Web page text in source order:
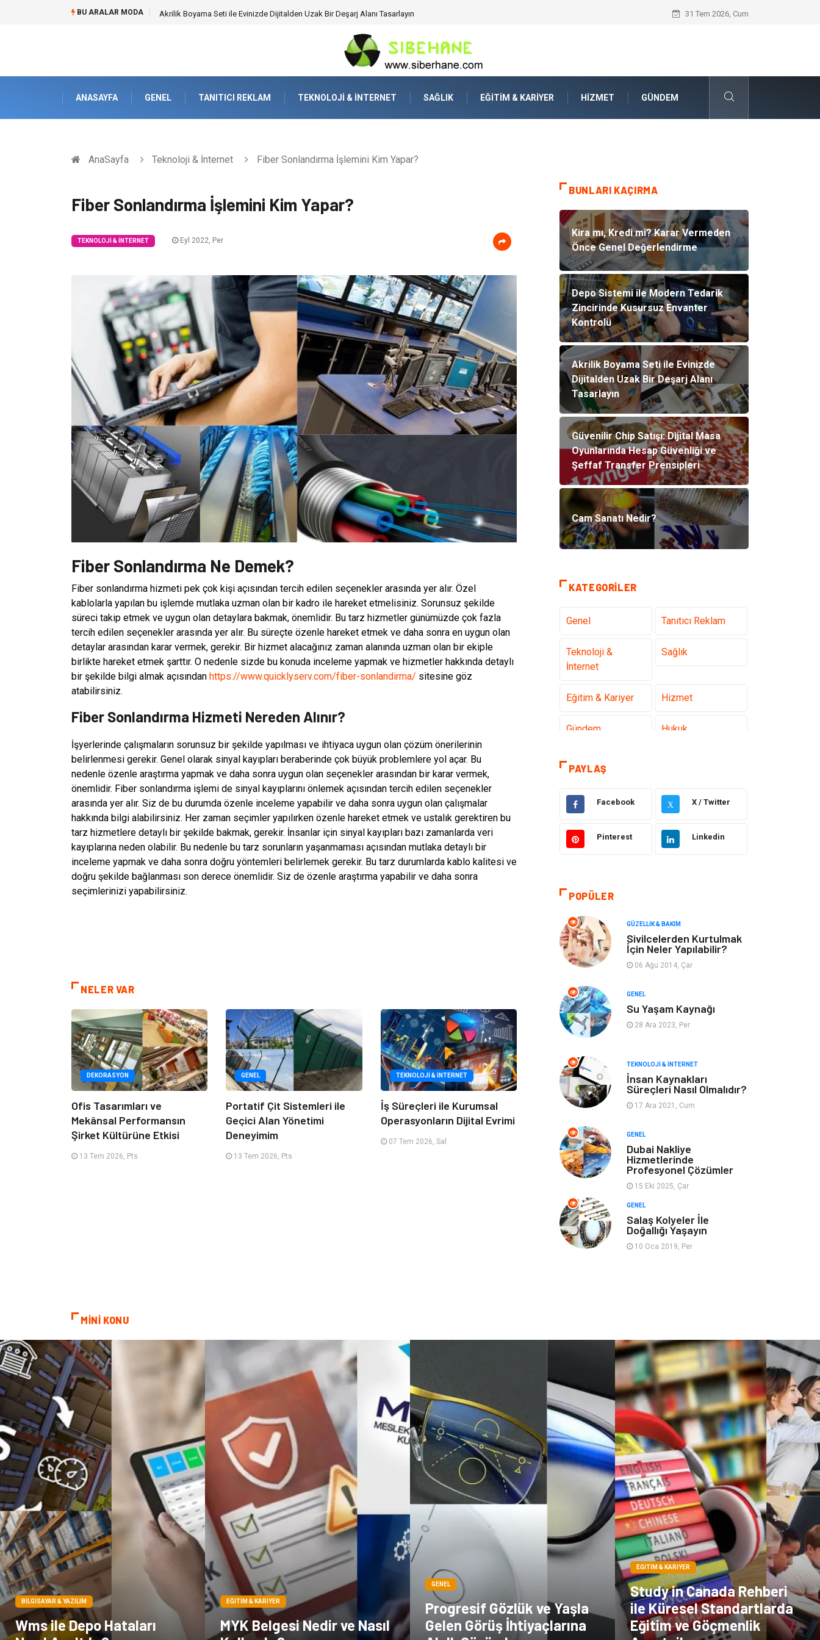
BU ARALAR MODA Güvenilir Chip Satışı: Dijital Masa Oyunlarında Hesap Güvenliği ve Şeffaf Transfer Prensipleri Cam Sanatı Nedir?
31 Tem 2026, Cum
ANASAYFA GENEL TANITICI REKLAM TEKNOLOJI & İNTERNET SAĞLIK EĞITIM & KARIYER HIZMET GÜNDEM
AnaSayfa Teknoloji & İnternet Fiber Sonlandırma İşlemini Kim Yapar?
Fiber Sonlandırma İşlemini Kim Yapar?
TEKNOLOJI & İNTERNET Eyl 2022, Per
Fiber Sonlandırma Ne Demek?
Fiber sonlandırma hizmeti pek çok kişi açısından tercih edilen seçenekler arasında yer alır. Özel
kablolarla yapılan bu işlemde mutlaka uzman olan bir kadro ile hareket etmelisiniz. Sorunsuz şekilde
süreci takip etmek ve uygun olan detaylara bakmak, önemlidir. Bu tarz hizmetler günümüzde çok fazla
tercih edilen seçenekler arasında yer alır. Bu süreçte özenle hareket etmek ve daha sonra en uygun olan
detaylar arasından karar vermek, gerekir. Bir hizmet alacağınız zaman alanında uzman olan bir ekiple
birlikte hareket etmek şarttır. O nedenle sizde bu konuda inceleme yapmak ve hizmetler hakkında detaylı
bir şekilde bilgi almak açısından https://www.quicklyserv.com/fiber-sonlandirma/ sitesine göz
atabilirsiniz.
Fiber Sonlandırma Hizmeti Nereden Alınır?
İşyerlerinde çalışmaların sorunsuz bir şekilde yapılması ve ihtiyaca uygun olan çözüm önerilerinin
belirlenmesi gerekir. Genel olarak sinyal kayıpları beraberinde çok büyük problemlere yol açar. Bu
nedenle özenle araştırma yapmak ve daha sonra uygun olan seçenekler arasından bir karar vermek,
önemlidir. Fiber sonlandırma işlemi de sinyal kayıplarını önlemek açısından tercih edilen seçenekler
arasında yer alır. Siz de bu durumda özenle inceleme yapabilir ve daha sonra uygun olan çalışmalar
hakkında bilgi alabilirsiniz. Her zaman seçimler yapılırken özenle hareket etmek ve ustalık gerektiren bu
tarz hizmetlere detaylı bir şekilde bakmak, gerekir. İnsanlar için sinyal kayıpları bazı zamanlarda veri
kayıplarına neden olabilir. Bu nedenle bu tarz sorunların yaşanmaması açısından mutlaka detaylı bir
inceleme yapmak ve daha sonra doğru yöntemleri belirlemek gerekir. Bu tarz durumlarda kablo kalitesi ve
doğru şekilde bağlanması son derece önemlidir. Siz de özenle araştırma yapabilir ve daha sonra
seçimlerinizi yapabilirsiniz.
NELER VAR
DEKORASYON
Ofis Tasarımları ve
Mekânsal Performansın
Şirket Kültürüne Etkisi
13 Tem 2026, Pts
GENEL
Portatif Çit Sistemleri ile
Geçici Alan Yönetimi
Deneyimim
13 Tem 2026, Pts
TEKNOLOJI & İNTERNET
İş Süreçleri ile Kurumsal
Operasyonların Dijital Evrimi
07 Tem 2026, Sal
BUNLARI KAÇIRMA
Kira mı, Kredi mi? Karar Vermeden
Önce Genel Değerlendirme
Depo Sistemi ile Modern Tedarik
Zincirinde Kusursuz Envanter
Kontrolü
Akrilik Boyama Seti ile Evinizde
Dijitalden Uzak Bir Deşarj Alanı
Tasarlayın
Güvenilir Chip Satışı: Dijital Masa
Oyunlarında Hesap Güvenliği ve
Şeffaf Transfer Prensipleri
Cam Sanatı Nedir?
KATEGORILER
Genel Tanıtıcı Reklam
Teknoloji &
İnternet
Sağlık
Eğitim & Kariyer Hizmet
Gündem Hukuk
Moda
Yazılım
Giyim
Yeme & İçme Gıda
Keyif & Hobi Organizasyon
Müzik
Gayrimenkul Spor
Finans& Ekonomi
Genel Kültür Emlak
Mobilya göz sağlığı
Astroloji Sigorta
Cam
Bebek Giyim Veteriner
PAYLAŞ
Facebook X X / Twitter
Pinterest Linkedin
POPÜLER
GÜZELLIK & BAKIM
Sivilcelerden Kurtulmak
İçin Neler Yapılabilir?
06 Ağu 2014, Çar
GENEL
Su Yaşam Kaynağı
28 Ara 2023, Per
TEKNOLOJI & İNTERNET
İnsan Kaynakları
Süreçleri Nasıl Olmalıdır?
17 Ara 2021, Cum
GENEL
Dubai Nakliye
Hizmetlerinde
Profesyonel Çözümler
15 Eki 2025, Çar
GENEL
Salaş Kolyeler İle
Doğallığı Yaşayın
10 Oca 2019, Per
MİNİ KONU
BILGISAYAR & YAZILIM
Wms ile Depo Hataları
EĞITIM & KARIYER
MYK Belgesi Nedir ve Nasıl
GENEL
Progresif Gözlük ve Yaşla
Gelen Görüş İhtiyaçlarına
EĞITIM & KARIYER
Study in Canada Rehberi
ile Küresel Standartlarda
Eğitim ve Göçmenlik